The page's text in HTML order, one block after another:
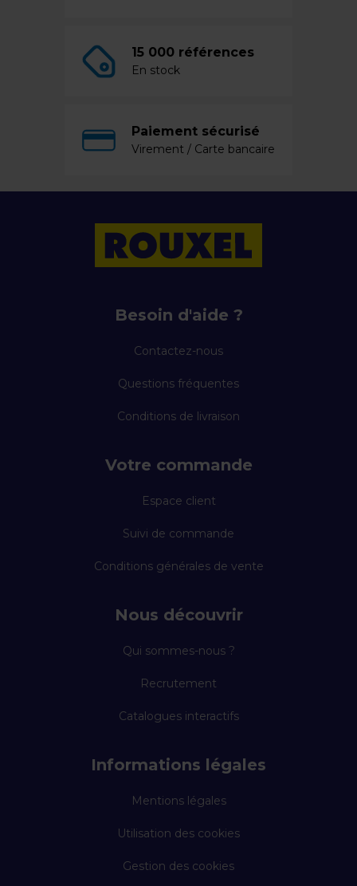
15 000 références
En stock
Paiement sécurisé
Virement / Carte bancaire
Besoin d'aide ?
Contactez-nous
Questions fréquentes
Conditions de livraison
Votre commande
Espace client
Suivi de commande
Conditions générales de vente
Nous découvrir
Qui sommes-nous ?
Recrutement
Catalogues interactifs
Informations légales
Mentions légales
Utilisation des cookies
Gestion des cookies